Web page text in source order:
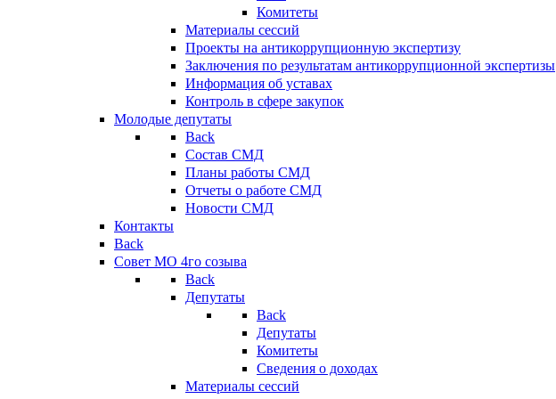
Комитеты
Материалы сессий
Проекты на антикоррупционную экспертизу
Заключения по результатам антикоррупционной экспертизы
Информация об уставах
Контроль в сфере закупок
Молодые депутаты
Back
Состав СМД
Планы работы СМД
Отчеты о работе СМД
Новости СМД
Контакты
Back
Совет МО 4го созыва
Back
Депутаты
Back
Депутаты
Комитеты
Сведения о доходах
Материалы сессий